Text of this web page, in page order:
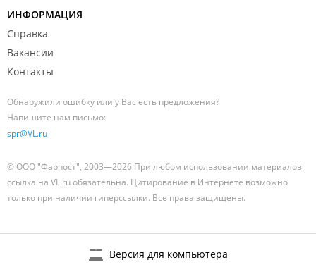
ИНФОРМАЦИЯ
Справка
Вакансии
Контакты
Обнаружили ошибку или у Вас есть предложения?
Напишите нам письмо:
spr@VL.ru
© ООО "Фарпост", 2003—2026 При любом использовании материалов
ссылка на VL.ru обязательна. Цитирование в Интернете возможно
только при наличии гиперссылки. Все права защищены.
Версия для компьютера